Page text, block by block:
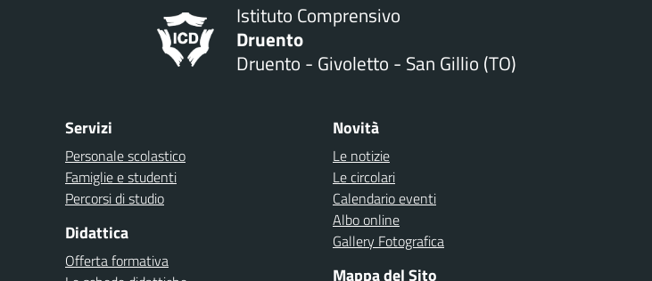
Istituto Comprensivo
Druento
Druento - Givoletto - San Gillio (TO)
Servizi
Personale scolastico
Famiglie e studenti
Percorsi di studio
Didattica
Offerta formativa
Novità
Le notizie
Le circolari
Calendario eventi
Albo online
Gallery Fotografica
Mappa del Sito